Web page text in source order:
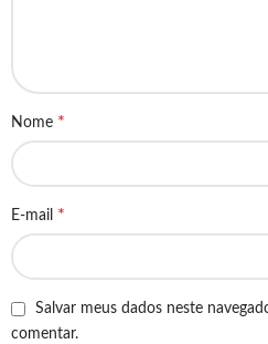
Nome *
E-mail *
Salvar meus dados neste
comentar.